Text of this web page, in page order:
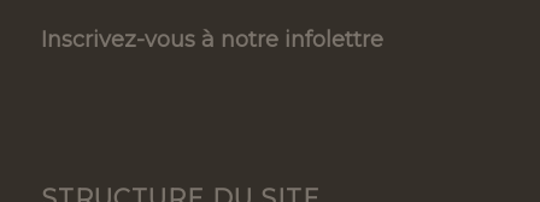
Inscrivez-vous à notre infolettre